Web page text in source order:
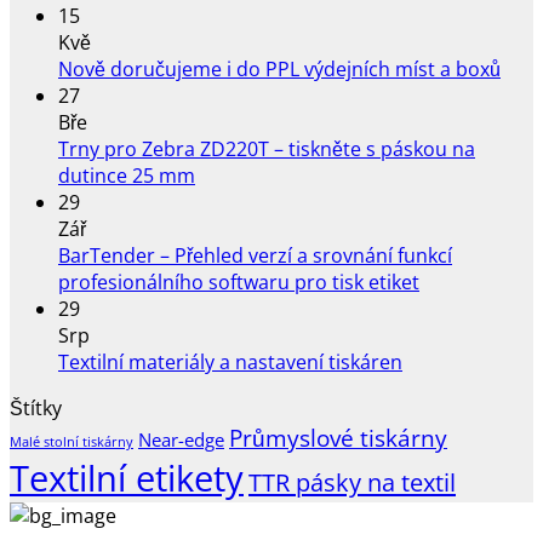
15
Kvě
Nově doručujeme i do PPL výdejních míst a boxů
27
Bře
Trny pro Zebra ZD220T – tiskněte s páskou na
dutince 25 mm
textu
s
pro
–
tiskněte
s
29
Zář
BarTender – Přehled verzí a srovnání funkcí
profesionálního softwaru pro tisk etiketŽádné
BarTender
Přehled
29
Srp
Textilní materiály a nastavení tiskáren
textu
názvem
Štítky
Malé stolní tiskárny Near-edge Průmyslové tiskárny
Textilní etiketyTTR pásky na textil